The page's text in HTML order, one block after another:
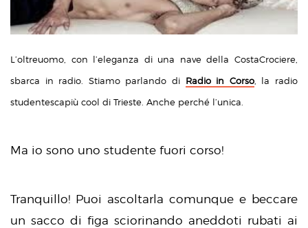
L’oltreuomo, con l’eleganza di una nave della CostaCrociere,
sbarca in radio. Stiamo parlando di Radio in Corso, la radio
studentescapiù cool di Trieste. Anche perché l’unica.
Ma io sono uno studente fuori corso!
Tranquillo! Puoi ascoltarla comunque e beccare
un sacco di figa sciorinando aneddoti rubati ai